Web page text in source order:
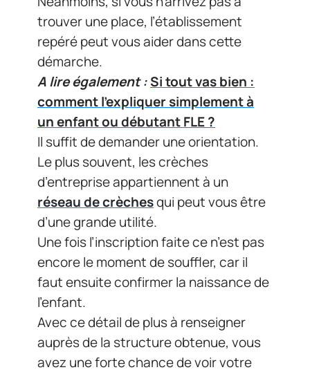
trouver une place, l’établissement
repéré peut vous aider dans cette
démarche.
A lire également :Si tout vas bien :
comment l'expliquer simplement à
un enfant ou débutant FLE ?
Il suffit de demander une orientation.
Le plus souvent, les crèches
d’entreprise appartiennent à un
réseau de crèchesqui peut vous être
d’une grande utilité.
Une fois l’inscription faite ce n’est pas
encore le moment de souffler, car il
faut ensuite confirmer la naissance de
l’enfant.
Avec ce détail de plus à renseigner
auprès de la structure obtenue, vous
avez une forte chance de voir votre